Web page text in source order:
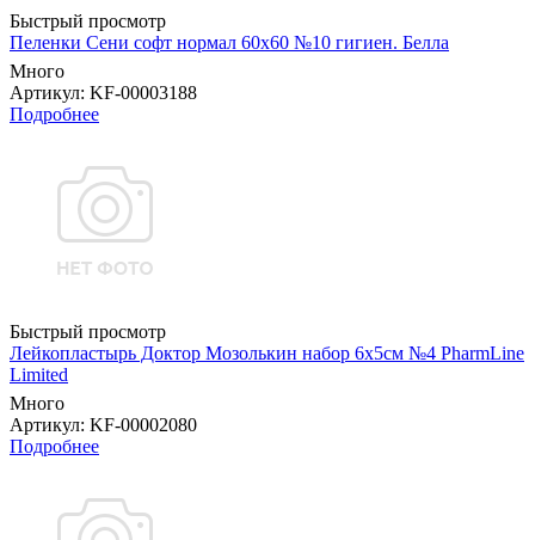
Быстрый просмотр
Пеленки Сени софт нормал 60х60 №10 гигиен. Белла
Много
Артикул: KF-00003188
Подробнее
Быстрый просмотр
Лейкопластырь Доктор Мозолькин набор 6х5см №4 PharmLine
Limited
Много
Артикул: KF-00002080
Подробнее